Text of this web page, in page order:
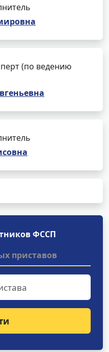
(по ведению
ФССП
приставов